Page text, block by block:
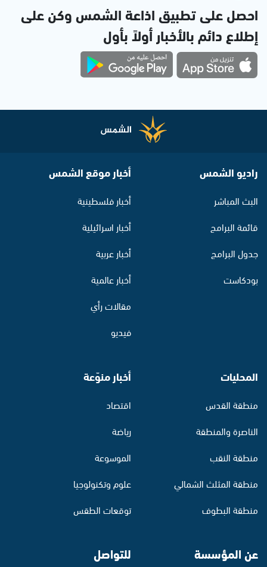
احصل على تطبيق اذاعة الشمس وكن على
إطلاع دائم بالأخبار أولاً بأول
راديو الشمس
البث المباشر
قائمة البرامج
جدول البرامج
بودكاست
أخبار موقع الشمس
أخبار فلسطينية
أخبار اسرائيلية
أخبار عربية
أخبار عالمية
مقالات رأي
فيديو
المحليات
منطقة القدس
الناصرة والمنطقة
منطقة النقب
منطقة المثلث الشمالي
منطقة البطوف
أخبار منوّعة
اقتصاد
رياضة
الموسوعة
علوم وتكنولوجيا
توقعات الطقس
عن المؤسسة للتواصل